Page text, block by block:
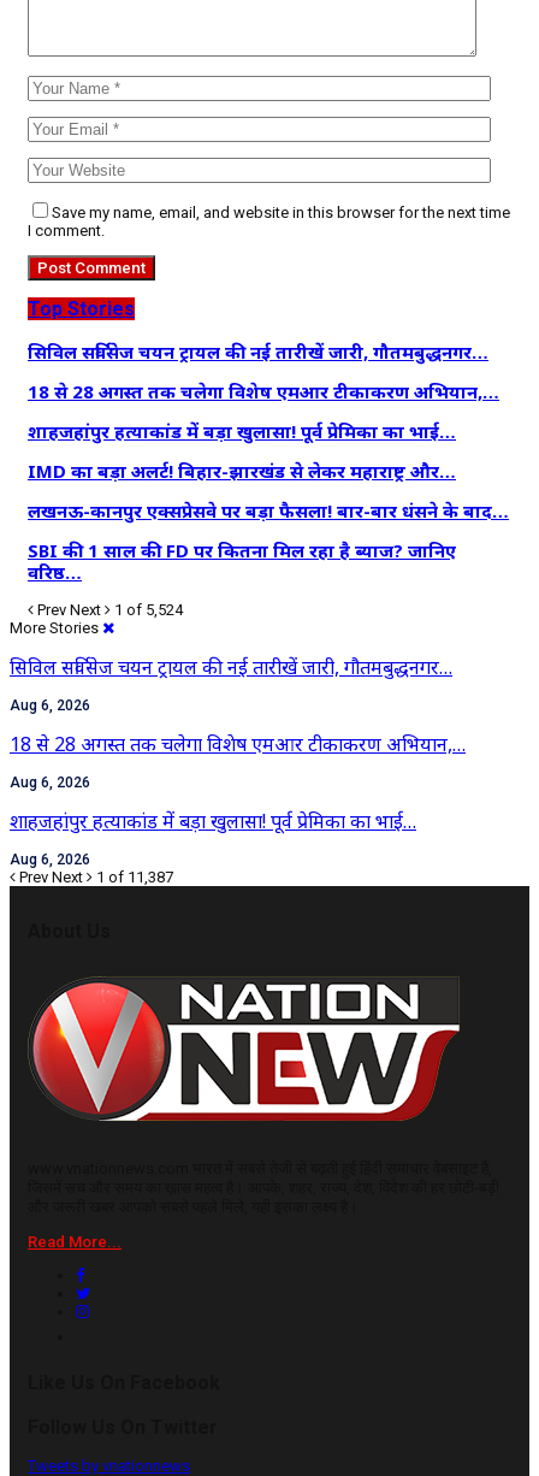
Save my name, email, and website in this browser for the next time
I comment.
Top Stories
सिविल सर्विसेज चयन ट्रायल की नई तारीखें जारी, गौतमबुद्धनगर…
18 से 28 अगस्त तक चलेगा विशेष एमआर टीकाकरण अभियान,…
शाहजहांपुर हत्याकांड में बड़ा खुलासा! पूर्व प्रेमिका का भाई…
IMD का बड़ा अलर्ट! बिहार-झारखंड से लेकर महाराष्ट्र और…
लखनऊ-कानपुर एक्सप्रेसवे पर बड़ा फैसला! बार-बार धंसने के बाद…
SBI की 1 साल की FD पर कितना मिल रहा है ब्याज? जानिए
वरिष्ठ…
Prev Next
1 of 5,524
More Stories
सिविल सर्विसेज चयन ट्रायल की नई तारीखें जारी, गौतमबुद्धनगर…
Aug 6, 2026
18 से 28 अगस्त तक चलेगा विशेष एमआर टीकाकरण अभियान,…
Aug 6, 2026
शाहजहांपुर हत्याकांड में बड़ा खुलासा! पूर्व प्रेमिका का भाई…
Aug 6, 2026
Prev Next 1 of 11,387
Read More...
Tweets by vnationnews